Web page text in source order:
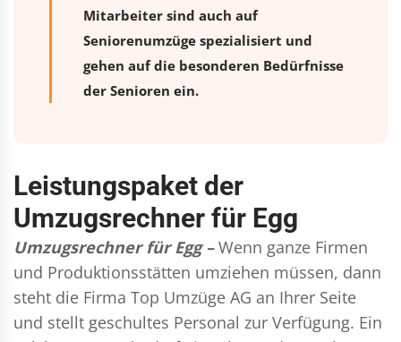
Mitarbeiter sind auch auf
Seniorenumzüge spezialisiert und
gehen auf die besonderen Bedürfnisse
der Senioren ein.
Leistungspaket der
Umzugsrechner für Egg
Umzugsrechner für Egg – Wenn ganze Firmen
und Produktionsstätten umziehen müssen, dann
steht die Firma Top Umzüge AG an Ihrer Seite
und stellt geschultes Personal zur Verfügung. Ein